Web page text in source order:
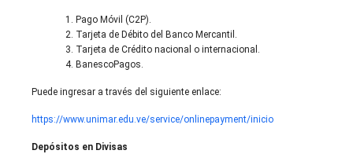
Pago Móvil (C2P).
Tarjeta de Débito del Banco Mercantil.
Tarjeta de Crédito nacional o internacional.
BanescoPagos.
Puede ingresar a través del siguiente enlace:
https://www.unimar.edu.ve/service/onlinepayment/inicio
Depósitos en Divisas